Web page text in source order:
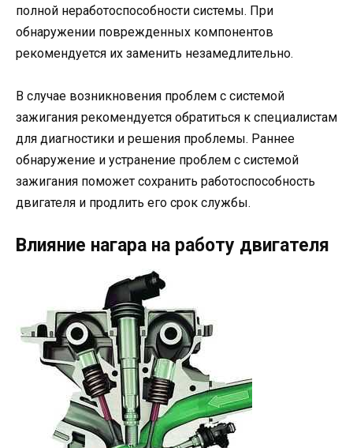
полной неработоспособности системы. При
обнаружении поврежденных компонентов
рекомендуется их заменить незамедлительно.
В случае возникновения проблем с системой
зажигания рекомендуется обратиться к специалистам
для диагностики и решения проблемы. Раннее
обнаружение и устранение проблем с системой
зажигания поможет сохранить работоспособность
двигателя и продлить его срок службы.
Влияние нагара на работу двигателя